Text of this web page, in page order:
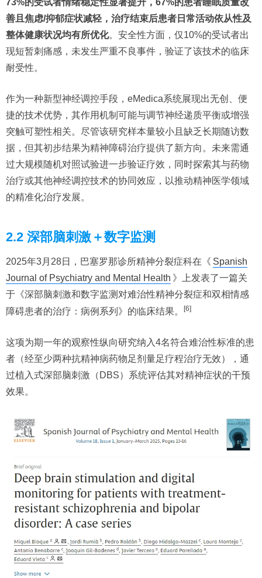
善且焦虑/抑郁症状减轻，治疗结束后患者日常活动依从性及
整体健康状况均有所优化。安全性方面，仅10%的受试者出
现短暂刺痛感，未发生严重不良事件，验证了该技术的临床
耐受性。
作为一种新型神经调控手段，eMedica系统展现出无创、便
捷的技术优势，其作用机制可能与调节神经递质平衡或增强
突触可塑性相关。尽管该研究样本量较小且缺乏长期随访数
据，但其初步结果为精神障碍治疗提供了新方向。未来需通
过大规模随机对照试验进一步验证疗效，同时探索其与药物
治疗或其他神经调控技术的协同效应，以推动精神医学领域
的精准化治疗发展。
2.2 深部脑刺激＋数字监测
2025年3月28日，巴塞罗那诊所精神分裂症科在《 Spanish
Journal of Psychiatry and Mental Health 》上发表了一篇关
于《深部脑刺激和数字监测对难治性精神分裂症和双相情感
障碍患者的治疗：病例系列》的临床结果。
[6]
这项为期一年的观察性纵向研究纳入4名符合难治性标准的患
者（经至少两种抗精神病药物足剂量足疗程治疗无效），通
过植入式深部脑刺激（DBS）系统评估其对精神症状的干预
效果。